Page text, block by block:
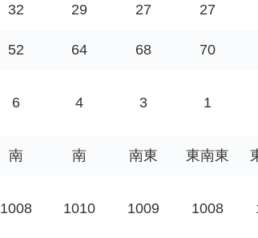
32 29 27 27
52 64 68 70
6 4 3 1
南 南 南東 東南東
1008 1010 1009 1008